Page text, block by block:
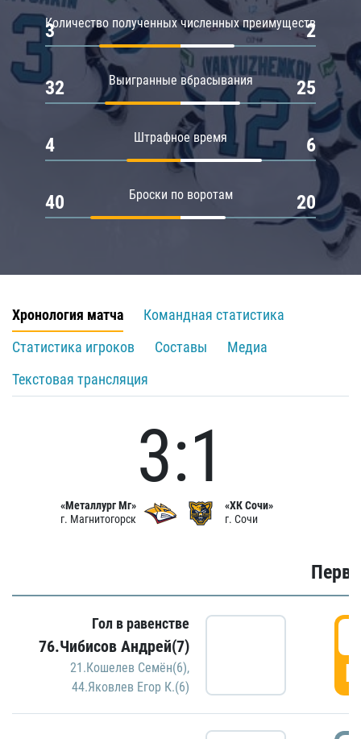
Количество полученных численных преимуществ
3 2
Выигранные вбрасывания
32 25
Штрафное время
4 6
Броски по воротам
40 20
Хронология матча
Командная статистика
Статистика игроков
Составы
Медиа
Текстовая трансляция
«Металлург Мг»
г. Магнитогорск
3:1
«ХК Сочи»
г. Сочи
Гол в равенстве
76.Чибисов Андрей(7)
21.Кошелев Семён(6),
44.Яковлев Егор К.(6)